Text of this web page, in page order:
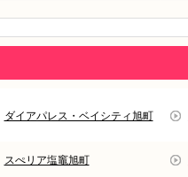
ダイアパレス・ベイシティ旭町
スぺリア塩竈旭町